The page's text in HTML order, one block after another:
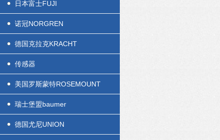
日本富士FUJI
诺冠NORGREN
德国克拉克KRACHT
传感器
美国罗斯蒙特ROSEMOUNT
瑞士堡盟baumer
德国尤尼UNION